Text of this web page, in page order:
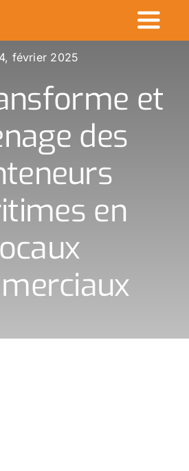
Commerçants en
Made in CDK
Actualités
Rechercher
:
février 2025
et
des
en